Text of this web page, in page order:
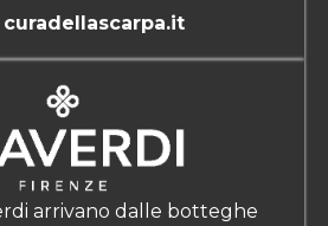
arrivano dalle botteghe